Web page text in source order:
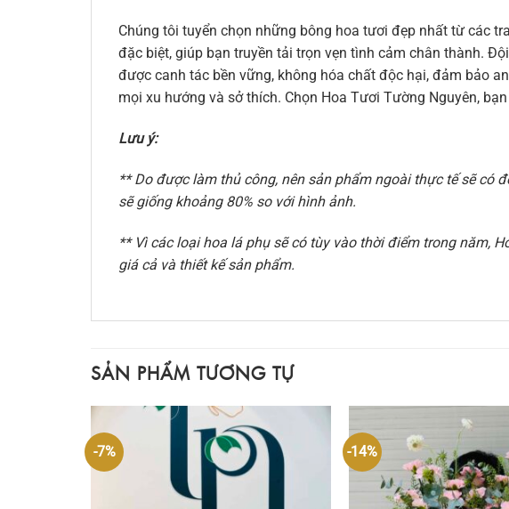
Chúng tôi tuyển chọn những bông hoa tươi đẹp nhất từ các
đặc biệt, giúp bạn truyền tải trọn vẹn tình cảm chân thành.
được canh tác bền vững, không hóa chất độc hại, đảm bảo
mọi xu hướng và sở thích. Chọn Hoa Tươi Tường Nguyên,
Lưu ý:
** Do được làm thủ công, nên sản phẩm ngoài thực tế sẽ có
sẽ giống khoảng 80% so với hình ảnh.
** Vì các loại hoa lá phụ sẽ có tùy vào thời điểm trong năm,
giá cả và thiết kế sản phẩm.
SẢN PHẨM TƯƠNG TỰ
-7% -14%